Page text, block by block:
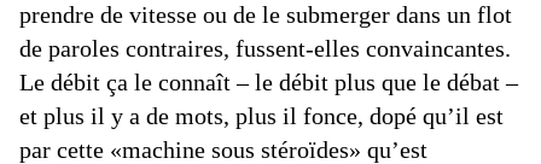
prendre de vitesse ou de le submerger dans un flot
de paroles contraires, fussent-elles convaincantes.
Le débit ça le connaît – le débit plus que le débat –
et plus il y a de mots, plus il fonce, dopé qu’il est
par cette «machine sous stéroïdes» qu’est